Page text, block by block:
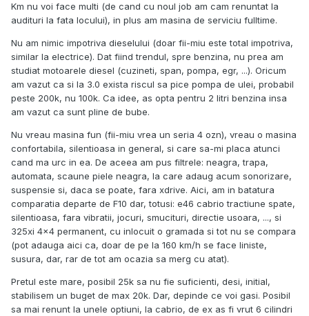
Km nu voi face multi (de cand cu noul job am cam renuntat la
audituri la fata locului), in plus am masina de serviciu fulltime.
Nu am nimic impotriva dieselului (doar fii-miu este total impotriva,
similar la electrice). Dat fiind trendul, spre benzina, nu prea am
studiat motoarele diesel (cuzineti, span, pompa, egr, ...). Oricum
am vazut ca si la 3.0 exista riscul sa pice pompa de ulei, probabil
peste 200k, nu 100k. Ca idee, as opta pentru 2 litri benzina insa
am vazut ca sunt pline de bube.
Nu vreau masina fun (fii-miu vrea un seria 4 ozn), vreau o masina
confortabila, silentioasa in general, si care sa-mi placa atunci
cand ma urc in ea. De aceea am pus filtrele: neagra, trapa,
automata, scaune piele neagra, la care adaug acum sonorizare,
suspensie si, daca se poate, fara xdrive. Aici, am in batatura
comparatia departe de F10 dar, totusi: e46 cabrio tractiune spate,
silentioasa, fara vibratii, jocuri, smucituri, directie usoara, ..., si
325xi 4x4 permanent, cu inlocuit o gramada si tot nu se compara
(pot adauga aici ca, doar de pe la 160 km/h se face liniste,
susura, dar, rar de tot am ocazia sa merg cu atat).
Pretul este mare, posibil 25k sa nu fie suficienti, desi, initial,
stabilisem un buget de max 20k. Dar, depinde ce voi gasi. Posibil
sa mai renunt la unele optiuni, la cabrio, de ex as fi vrut 6 cilindri